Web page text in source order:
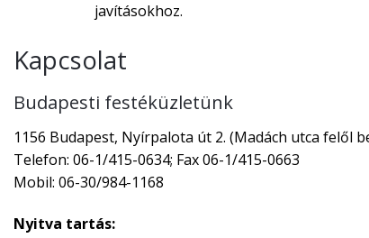
javításokhoz.
Kapcsolat
Budapesti festéküzletünk
1156 Budapest, Nyírpalota út 2. (Madách utca felől
Telefon: 06-1/415-0634; Fax 06-1/415-0663
Mobil: 06-30/984-1168
Nyitva tartás: